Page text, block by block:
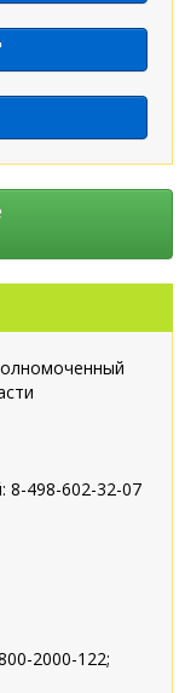
8-498-602-32-07
2000-122;